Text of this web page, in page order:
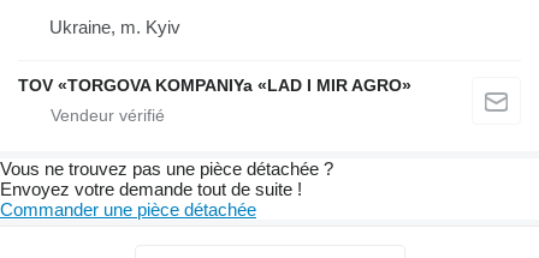
Ukraine, m. Kyiv
TOV «TORGOVA KOMPANIYa «LAD I MIR AGRO»
Vous ne trouvez pas une pièce détachée ?
Envoyez votre demande tout de suite !
Commander une pièce détachée